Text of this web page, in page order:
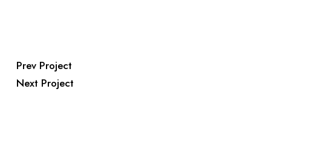
Prev Project
Next Project